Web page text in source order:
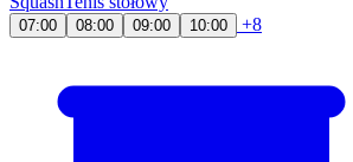
07:00 08:00 09:00 10:00 +8